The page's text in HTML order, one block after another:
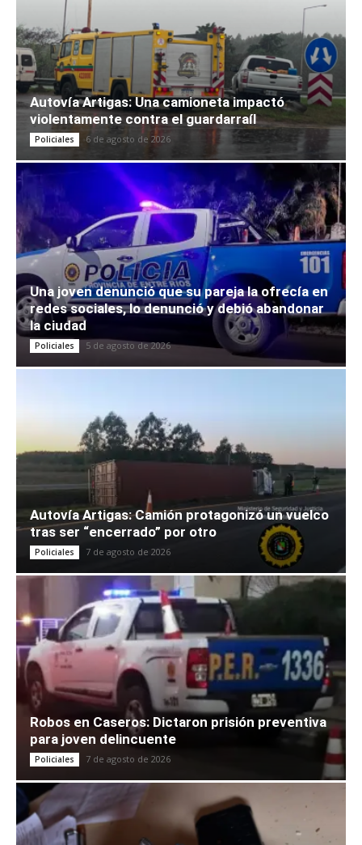
Autovía Artigas: Una camioneta impactó
violentamente contra el guardarraíl
Policiales 6 de agosto de 2026
Una joven denunció que su pareja la ofrecía en
redes sociales, lo denunció y debió abandonar
la ciudad
Policiales 5 de agosto de 2026
Autovía Artigas: Camión protagonizó un vuelco
tras ser “encerrado” por otro
Policiales 7 de agosto de 2026
Robos en Caseros: Dictaron prisión preventiva
para joven delincuente
Policiales 7 de agosto de 2026